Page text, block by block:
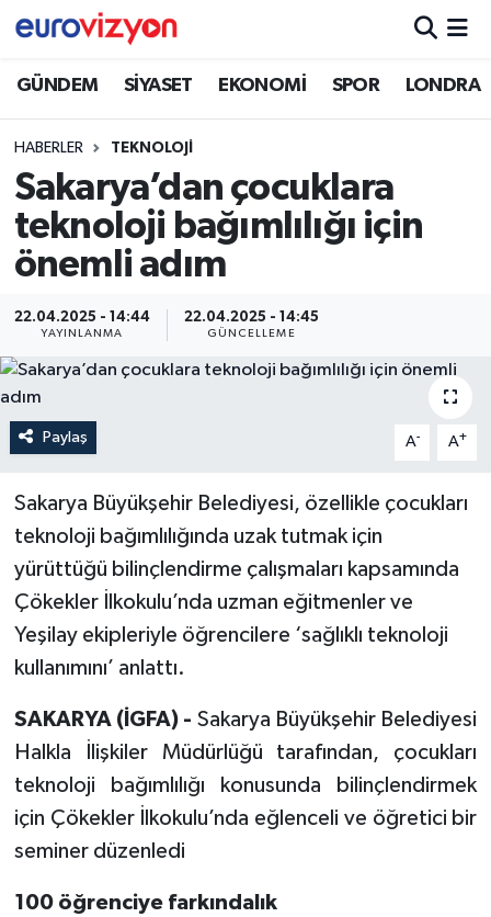
GÜNDEM SİYASET EKONOMİ SPOR LONDRA
HABERLER TEKNOLOJİ
Sakarya’dan çocuklara
teknoloji bağımlılığı için
önemli adım
22.04.2025 - 14:44
YAYINLANMA
22.04.2025 - 14:45
GÜNCELLEME
Paylaş A- A+
Sakarya Büyükşehir Belediyesi, özellikle çocukları
teknoloji bağımlılığında uzak tutmak için
yürüttüğü bilinçlendirme çalışmaları kapsamında
Çökekler İlkokulu’nda uzman eğitmenler ve
Yeşilay ekipleriyle öğrencilere ‘sağlıklı teknoloji
kullanımını’ anlattı.
SAKARYA (İGFA) - Sakarya Büyükşehir Belediyesi
Halkla İlişkiler Müdürlüğü tarafından, çocukları
teknoloji bağımlılığı konusunda bilinçlendirmek
için Çökekler İlkokulu’nda eğlenceli ve öğretici bir
seminer düzenledi
100 öğrenciye farkındalık